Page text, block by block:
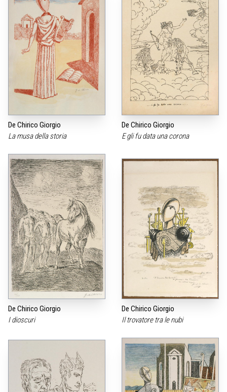
De Chirico Giorgio
La musa della storia
De Chirico Giorgio
E gli fu data una corona
De Chirico Giorgio
I dioscuri
De Chirico Giorgio
Il trovatore tra le nubi